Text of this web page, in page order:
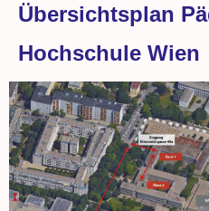
Übersichtsplan
Hochschule Wien